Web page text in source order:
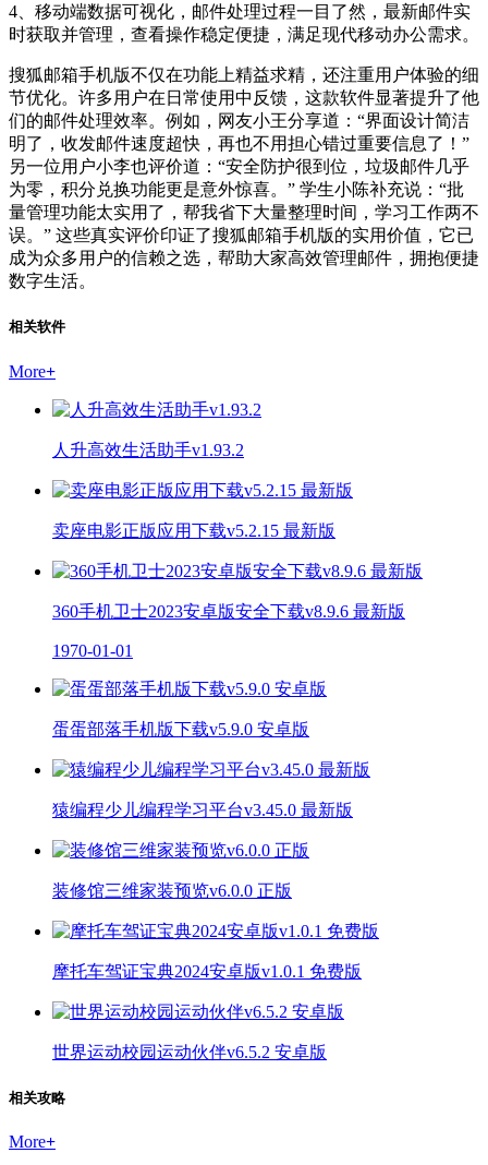
4、移动端数据可视化，邮件处理过程一目了然，最新邮件实
时获取并管理，查看操作稳定便捷，满足现代移动办公需求。
搜狐邮箱手机版不仅在功能上精益求精，还注重用户体验的细
节优化。许多用户在日常使用中反馈，这款软件显著提升了他
们的邮件处理效率。例如，网友小王分享道：“界面设计简洁
明了，收发邮件速度超快，再也不用担心错过重要信息了！”
另一位用户小李也评价道：“安全防护很到位，垃圾邮件几乎
为零，积分兑换功能更是意外惊喜。” 学生小陈补充说：“批
量管理功能太实用了，帮我省下大量整理时间，学习工作两不
误。” 这些真实评价印证了搜狐邮箱手机版的实用价值，它已
成为众多用户的信赖之选，帮助大家高效管理邮件，拥抱便捷
数字生活。
相关软件
More+
人升高效生活助手v1.93.2
卖座电影正版应用下载v5.2.15 最新版
360手机卫士2023安卓版安全下载v8.9.6 最新版
1970-01-01
蛋蛋部落手机版下载v5.9.0 安卓版
猿编程少儿编程学习平台v3.45.0 最新版
装修馆三维家装预览v6.0.0 正版
摩托车驾证宝典2024安卓版v1.0.1 免费版
世界运动校园运动伙伴v6.5.2 安卓版
相关攻略
More+